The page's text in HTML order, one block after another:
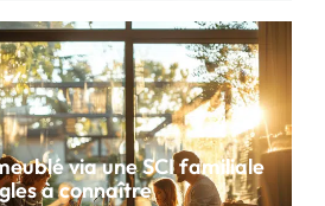
via une SCI familiale
à connaître